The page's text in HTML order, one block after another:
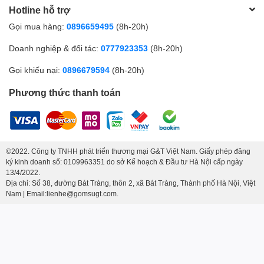
Hotline hỗ trợ
Gọi mua hàng: 0896659495 (8h-20h)
Doanh nghiệp & đối tác: 0777923353 (8h-20h)
Gọi khiếu nại: 0896679594 (8h-20h)
Phương thức thanh toán
©2022. Công ty TNHH phát triển thương mại G&T Việt Nam. Giấy phép đăng
ký kinh doanh số: 0109963351 do sở Kế hoạch & Đầu tư Hà Nội cấp ngày
13/4/2022.
Địa chỉ: Số 38, đường Bát Tràng, thôn 2, xã Bát Tràng, Thành phố Hà Nội, Việt
Nam | Email:lienhe@gomsugt.com.